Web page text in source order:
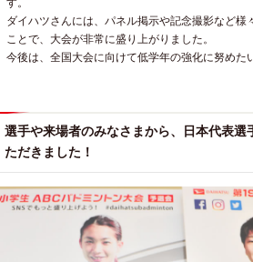
す。
ダイハツさんには、パネル掲示や記念撮影など様
ことで、大会が非常に盛り上がりました。
今後は、全国大会に向けて低学年の強化に努めた
選手や来場者のみなさまから、日本代表選
ただきました！